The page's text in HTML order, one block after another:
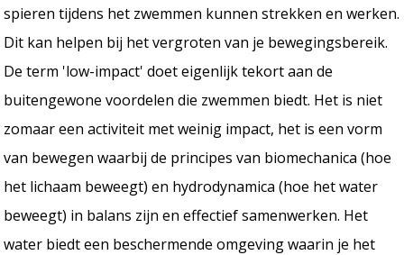
spieren tijdens het zwemmen kunnen strekken en werken.
Dit kan helpen bij het vergroten van je bewegingsbereik.
De term 'low-impact' doet eigenlijk tekort aan de
buitengewone voordelen die zwemmen biedt. Het is niet
zomaar een activiteit met weinig impact, het is een vorm
van bewegen waarbij de principes van biomechanica (hoe
het lichaam beweegt) en hydrodynamica (hoe het water
beweegt) in balans zijn en effectief samenwerken. Het
water biedt een beschermende omgeving waarin je het